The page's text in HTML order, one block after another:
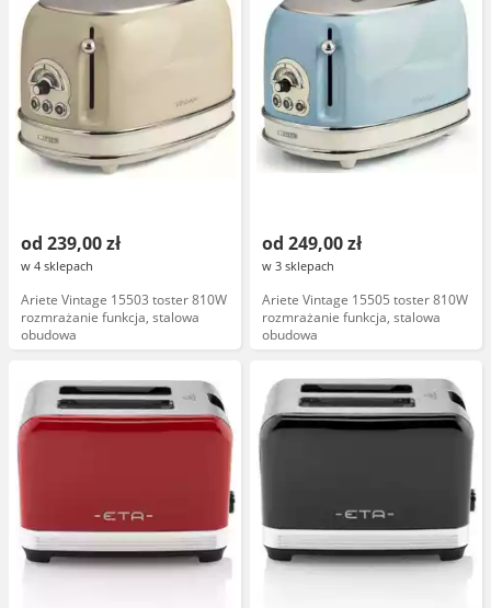
od 239,00 zł
w 4 sklepach
Ariete Vintage 15503 toster 810W
rozmrażanie funkcja, stalowa
obudowa
od 249,00 zł
w 3 sklepach
Ariete Vintage 15505 toster 810W
rozmrażanie funkcja, stalowa
obudowa